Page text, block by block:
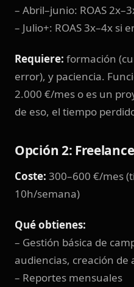
– Abril–junio: ROAS
– Julio+: ROAS 3x–4x si
Requiere: formación
error), y paciencia.
2.000 €/mes o es un
de eso, el tiempo
Opción 2:
Coste: 300–600 €/mes
10h/semana)
Qué obtienes:
– Gestión básica de
audiencias, creación de
– Reportes mensuales